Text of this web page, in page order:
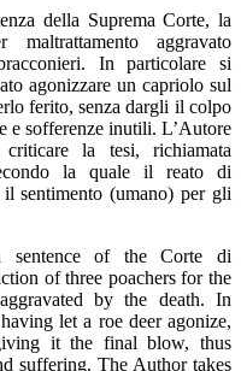
della Suprema Corte, la
aggravato
In particolare si
agonizzare un capriolo sul
ferito, senza dargli il colpo
e sofferenze inutili. L’Autore
la tesi, richiamata
la quale il reato di
sentimento (umano) per gli
sentence of the Corte di
of three poachers for the
by the death. In
let a roe deer agonize,
it the final blow, thus
suffering. The Author takes